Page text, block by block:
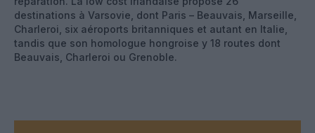
destinations à Varsovie, dont Paris – Beauvais, Marseille,
Charleroi, six aéroports britanniques et autant en Italie,
tandis que son homologue hongroise y 18 routes dont
Beauvais, Charleroi ou Grenoble.